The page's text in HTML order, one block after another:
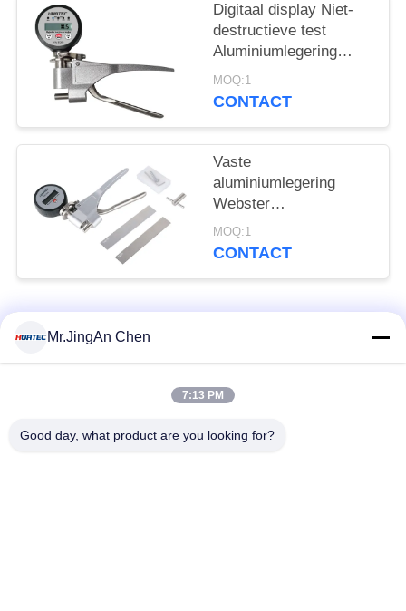
Digitaal display Niet-
destructieve test
Aluminiumlegering
Webster
hardheidstester
MOQ:1
CONTACT
Vaste
aluminiumlegering
Webster
hardheidstester Niet-
destructieve test
MOQ:1
CONTACT
populaire categorieën
Ultrasoon diktemeter
Mr.JingAn Chen
7:13 PM
Good day, what product are you looking for?